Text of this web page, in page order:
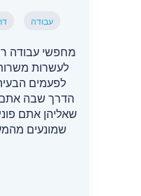
עבודה
מחפשי עבודה
לעשרות
לפעמים
הדרך שבה אתם
שאליהן אתם
שמונעים